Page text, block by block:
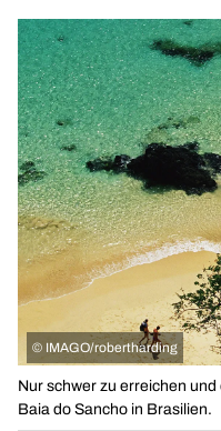
© IMAGO/robertharding
Nur schwer zu erreichen
Baia do Sancho in Brasilien.